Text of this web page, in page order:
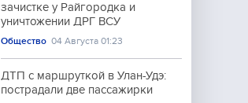
зачистке у Райгородка и
уничтожении ДРГ ВСУ
Общество 04 Августа 01:23
ДТП с маршруткой в Улан-Удэ:
пострадали две пассажирки